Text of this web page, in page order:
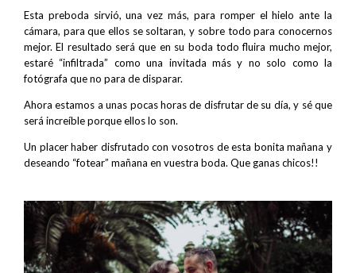
Esta preboda sirvió, una vez más, para romper el hielo ante la
cámara, para que ellos se soltaran, y sobre todo para conocernos
mejor. El resultado será que en su boda todo fluira mucho mejor,
estaré “infiltrada” como una invitada más y no solo como la
fotógrafa que no para de disparar.
Ahora estamos a unas pocas horas de disfrutar de su día, y sé que
será increíble porque ellos lo son.
Un placer haber disfrutado con vosotros de esta bonita mañana y
deseando “fotear” mañana en vuestra boda. Que ganas chicos!!